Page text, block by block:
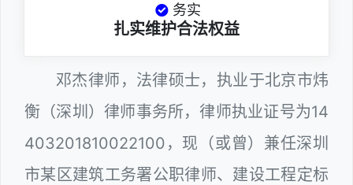
务实
扎实维护合法权益
邓杰律师，法律硕士，执业于北京市炜
衡（深圳）律师事务所，律师执业证号为14
403201810022100，现（或曾）兼任深圳
市某区建筑工务署公职律师、建设工程定标